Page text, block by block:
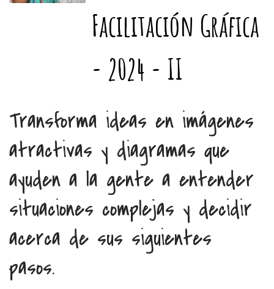
Facilitación Gráfica
- 2024 - II
Transforma ideas en imágenes
atractivas y diagramas que
ayuden a la gente a entender
situaciones complejas y decidir
acerca de sus siguientes
pasos.